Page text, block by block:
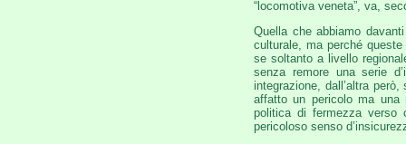
“locomotiva veneta”, va,
Quella che abbiamo
culturale, ma perché
se soltanto a livello
senza remore una serie
integrazione, dall’altra
affatto un pericolo ma una
politica di fermezza verso
pericoloso senso